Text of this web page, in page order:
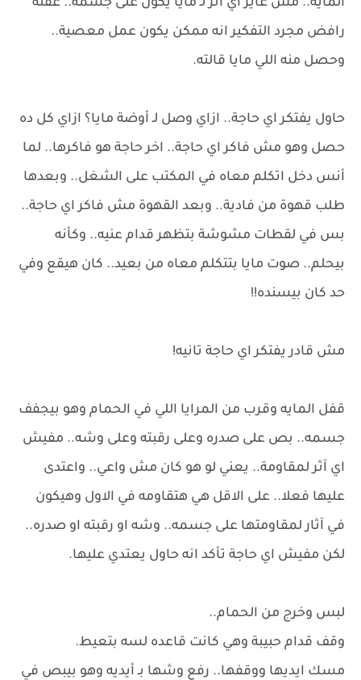
المايه.. مش عايز أي آثر لـ مايا يكون على جسمه.. عقله
رافض مجرد التفكير انه ممكن يكون عمل معصية..
وحصل منه اللي مايا قالته.
حاول يفتكر اي حاجة.. ازاي وصل لـ أوضة مايا؟ ازاي كل ده
حصل وهو مش فاكر اي حاجة.. اخر حاجة هو فاكرها.. لما
أنس دخل اتكلم معاه في المكتب على الشغل.. وبعدها
طلب قهوة من فادية.. وبعد القهوة مش فاكر اي حاجة..
بس في لقطات مشوشة بتظهر قدام عنيه.. وكأنه
بيحلم.. صوت مايا بتتكلم معاه من بعيد.. كان هيقع وفي
حد كان بيسنده!!
مش قادر يفتكر اي حاجة تانيه!
قفل المايه وقرب من المرايا اللي في الحمام وهو بيجفف
جسمه.. بص على صدره وعلى رقبته وعلى وشه.. مفيش
اي آثر لمقاومة.. يعني لو هو كان مش واعي.. واعتدى
عليها فعلا.. على الاقل هي هتقاومه في الاول وهيكون
في آثار لمقاومتها على جسمه.. وشه او رقبته او صدره..
لكن مفيش اي حاجة تأكد انه حاول يعتدي عليها.
لبس وخرج من الحمام..
وقف قدام حبيبة وهي كانت قاعده لسه بتعيط.
مسك ايديها ووقفها.. رفع وشها بـ أيديه وهو بيبص في